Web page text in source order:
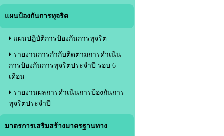
แผนป้องกันการทุจริต
แผนปฏิบัติการป้องกันการทุจริต
รายงานการกำกับติดตามการดำเนิน
การป้องกันการทุจริตประจำปี รอบ 6
เดือน
รายงานผลการดำเนินการป้องกันการ
ทุจริตประจำปี
มาตรการเสริมสร้างมาตรฐานทาง